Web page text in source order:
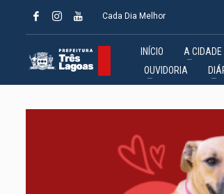
Cada Dia Melhor
INÍCIO A CIDADE
OUVIDORIA